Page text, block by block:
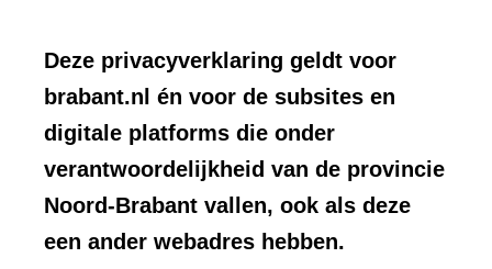
Deze privacyverklaring geldt voor
brabant.nl én voor de subsites en
digitale platforms die onder
verantwoordelijkheid van de provincie
Noord-Brabant vallen, ook als deze
een ander webadres hebben.